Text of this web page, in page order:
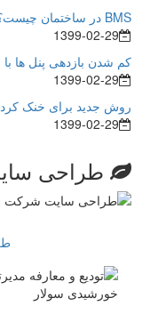
BMS در ساختمان چیست؟
1399-02-29
کم شدن بازدهی پنل ها با
1399-02-29
روش جدید برای خنک
1399-02-29
طراحی